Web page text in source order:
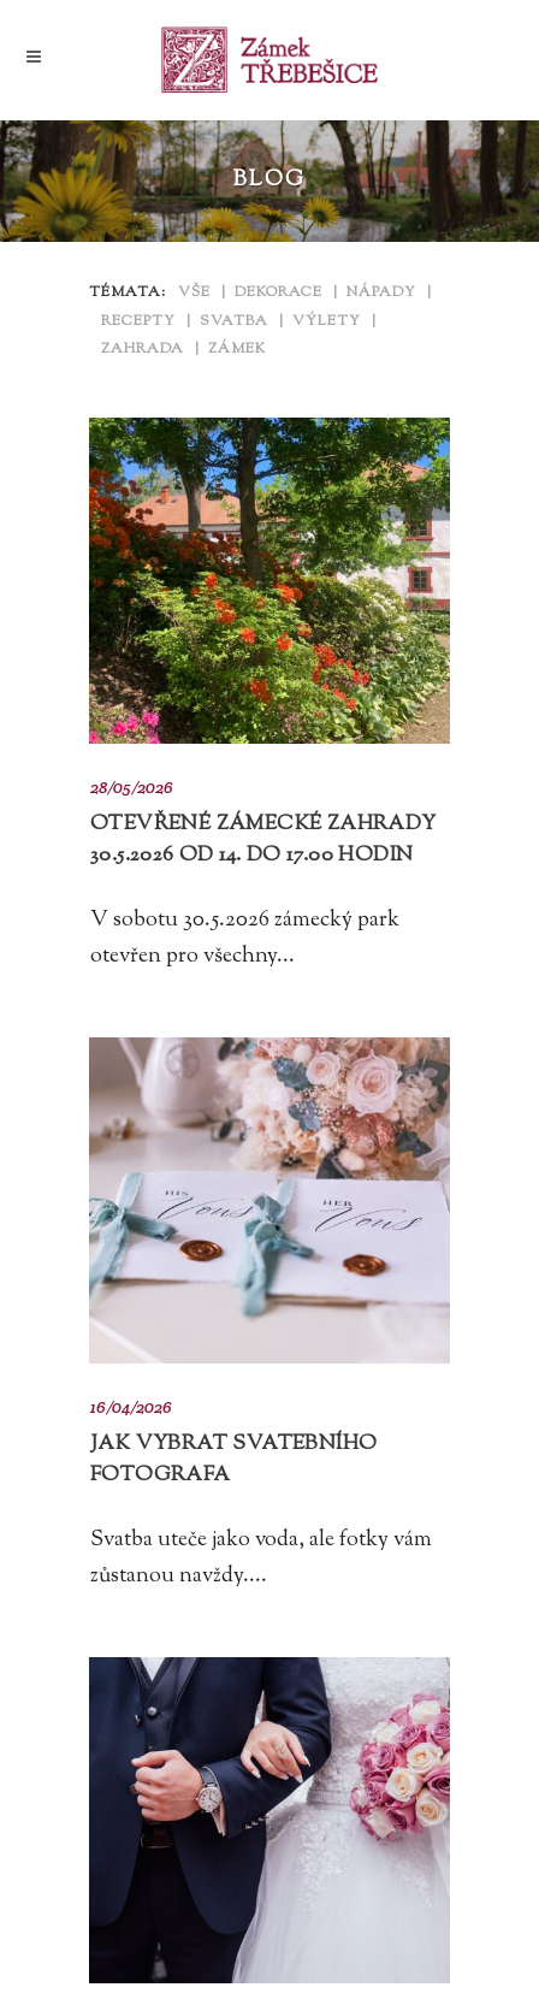
BLOG
TÉMATA: VŠE DEKORACE
NÁPADY
RECEPTY
SVATBA
VÝLETY
ZAHRADA
ZÁMEK
28/05/2026
OTEVŘENÉ ZÁMECKÉ ZAHRADY
30.5.2026 OD 14. DO 17.00 HODIN
V sobotu 30.5.2026 zámecký park
otevřen pro všechny...
16/04/2026
JAK VYBRAT SVATEBNÍHO
FOTOGRAFA
Svatba uteče jako voda, ale fotky vám
zůstanou navždy....